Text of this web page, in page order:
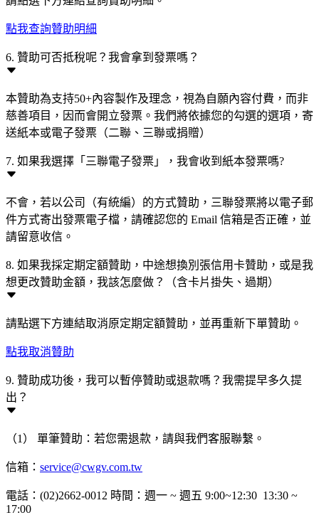
點我查詢贊助明細
6. 贊助可否抵稅呢？我會拿到發票嗎？
本贊助為支持50+內容製作及理念，視為自願內容付費，而非
慈善項目，因而會開立發票。我們將依據您的勾選的選項，寄
送紙本或電子發票（二聯、三聯或捐贈）
7. 如果我選擇「三聯電子發票」，我會收到紙本發票嗎?
不會，若以公司（有統編）的方式贊助，三聯發票將以電子郵
件方式寄出發票電子檔，請確認您的 Email 信箱是否正確，並
請留意收信。
8. 如果我採定期定額贊助，中途想換別張信用卡贊助，或是我
想更改贊助金額，我該怎麼做？（含卡片掛失、過期）
請點選下方連結取消原定期定額贊助，並再重新下單贊助。
點我取消贊助
9. 贊助成功後，我可以暫停贊助或退款嗎？我需提早多久提
出？
（1） 單筆贊助：若您需退款，請與我們客服聯繫。
信箱： service@cwgv.com.tw
電話：(02)2662-0012 時間：週一 ~ 週五 9:00~12:30 13:30 ~
17:00